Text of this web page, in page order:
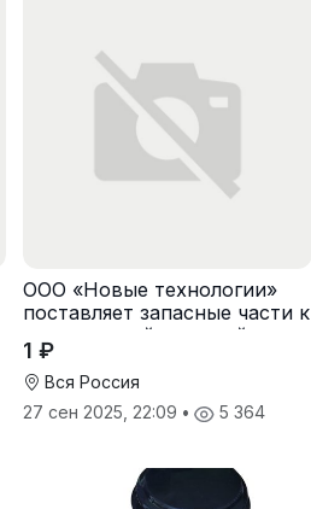
ООО «Новые технологии»
поставляет запасные части к
сельскохозяйственной
техники
1 ₽
Вся Россия
27 сен 2025, 22:09 • 5 364